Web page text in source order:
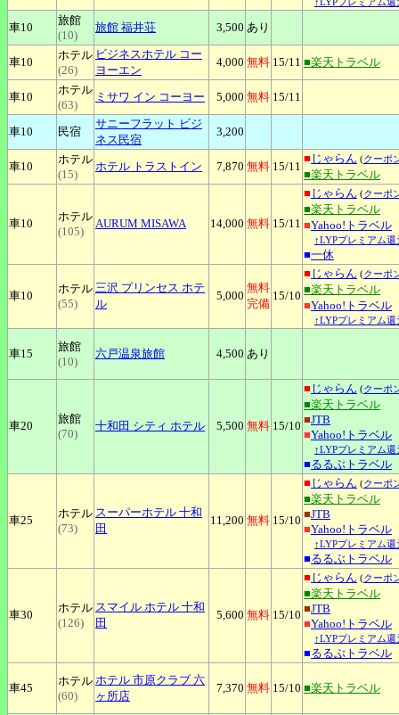
車10
旅館
(10)
旅館 福井荘 3,500 あり
車10
ホテル
(26)
ビジネスホテル コー
ヨーエン
4,000 無料 15/11 ■楽天トラベル
車10
ホテル
(63)
ミサワ イン コーヨー 5,000 無料 15/11
車10 民宿
サニーフラット ビジ
ネス民宿
3,200
車10
ホテル
(15)
ホテル トラストイン 7,870 無料 15/11
■ じゃらん (クーポ
■楽天トラベル
車10
ホテル
(105)
AURUM MISAWA 14,000 無料 15/11
■ じゃらん (クーポ
■楽天トラベル
■Yahoo!トラベル
↑LYPプレミアム還
■一休
車10
ホテル
(55)
三沢 プリンセス ホテ
ル
5,000
無料
完備
15/10
■ じゃらん (クーポ
■楽天トラベル
■Yahoo!トラベル
↑LYPプレミアム還
車15
旅館
(10)
六戸温泉旅館 4,500 あり
車20
旅館
(70)
十和田 シティ ホテル 5,500 無料 15/10
■ じゃらん (クーポ
■楽天トラベル
■JTB
■Yahoo!トラベル
↑LYPプレミアム還
■るるぶトラベル
車25
ホテル
(73)
スーパーホテル 十和
田
11,200 無料 15/10
■ じゃらん (クーポ
■楽天トラベル
■JTB
■Yahoo!トラベル
↑LYPプレミアム還
■るるぶトラベル
車30
ホテル
(126)
スマイル ホテル 十和
田
5,600 無料 15/10
■ じゃらん (クーポ
■楽天トラベル
■JTB
■Yahoo!トラベル
↑LYPプレミアム還
■るるぶトラベル
車45
ホテル
(60)
ホテル 市原クラブ 六
ヶ所店
7,370 無料 15/10 ■楽天トラベル